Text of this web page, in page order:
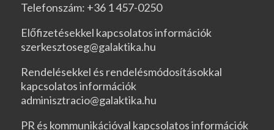
Telefonszám: +36 1 457-0250
Előfizetésekkel kapcsolatos információk
szerkesztoseg@galaktika.hu
Rendelésekkel és rendelésmódosításokkal
kapcsolatos információk
adminisztracio@galaktika.hu
PR és kommunikációval kapcsolatos információk